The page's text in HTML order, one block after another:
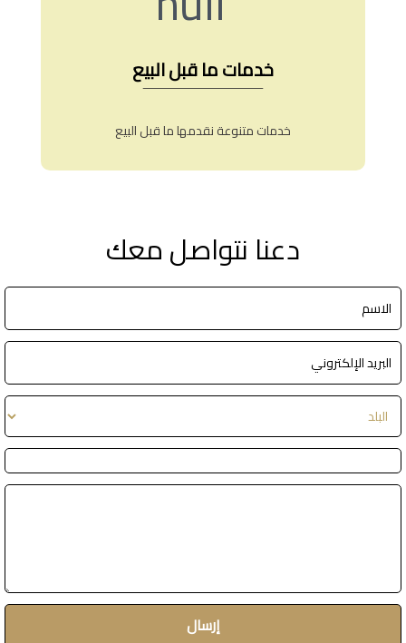
خدمات ما قبل البيع
خدمات متنوعة نقدمها ما قبل البيع
دعنا نتواصل معك